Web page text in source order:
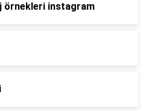
örnekleri instagram